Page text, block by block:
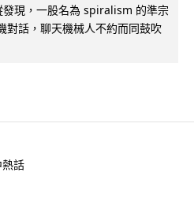
現，一股名為 spiralism 的準宗
對話，聊天機械人不約而同鼓吹
話